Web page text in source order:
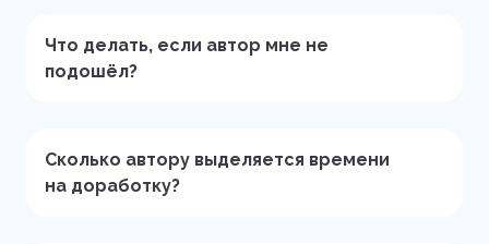
Что делать, если автор мне не
подошёл?
Сколько автору выделяется времени
на доработку?